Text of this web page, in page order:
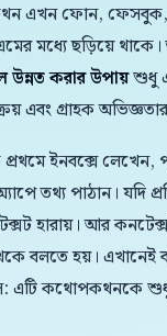
এখন ফোন,
মধ্যে ছড়িয়ে
করার উপায়শুধু
এবং গ্রাহক অভিজ্ঞতার
ইনবক্সে
তথ্য পাঠান। যদি
হারায়। আর
বলতে হয়। এখানেই
কথোপকথনকে শুধু